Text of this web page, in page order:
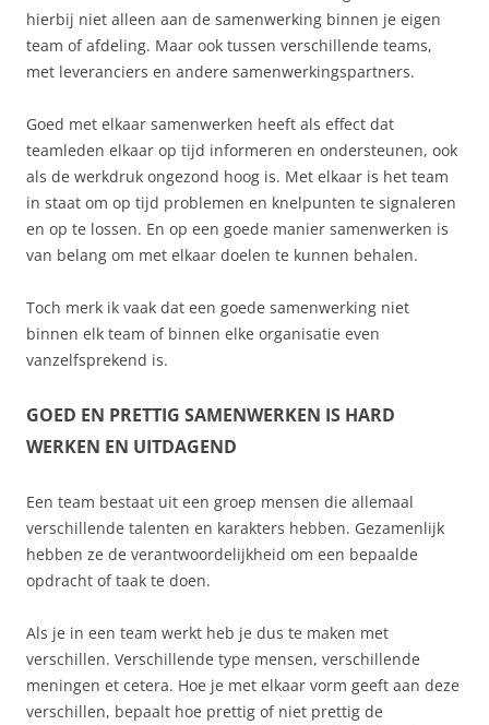
hierbij niet alleen aan de samenwerking binnen je eigen
team of afdeling. Maar ook tussen verschillende teams,
met leveranciers en andere samenwerkingspartners.
Goed met elkaar samenwerken heeft als effect dat
teamleden elkaar op tijd informeren en ondersteunen, ook
als de werkdruk ongezond hoog is. Met elkaar is het team
in staat om op tijd problemen en knelpunten te signaleren
en op te lossen. En op een goede manier samenwerken is
van belang om met elkaar doelen te kunnen behalen.
Toch merk ik vaak dat een goede samenwerking niet
binnen elk team of binnen elke organisatie even
vanzelfsprekend is.
GOED EN PRETTIG SAMENWERKEN IS HARD
WERKEN EN UITDAGEND
Een team bestaat uit een groep mensen die allemaal
verschillende talenten en karakters hebben. Gezamenlijk
hebben ze de verantwoordelijkheid om een bepaalde
opdracht of taak te doen.
Als je in een team werkt heb je dus te maken met
verschillen. Verschillende type mensen, verschillende
meningen et cetera. Hoe je met elkaar vorm geeft aan deze
verschillen, bepaalt hoe prettig of niet prettig de